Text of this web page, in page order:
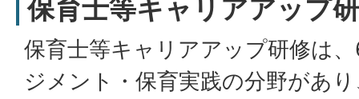
保育士等キャリアアップ
保育士等キャリアアップ研修は
ジメント・保育実践の分野があ